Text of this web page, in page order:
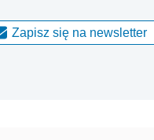
Zapisz się na newsletter